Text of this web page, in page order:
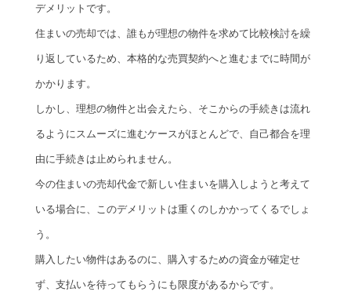
デメリットです。
住まいの売却では、誰もが理想の物件を求めて比較検討を繰
り返しているため、本格的な売買契約へと進むまでに時間が
かかります。
しかし、理想の物件と出会えたら、そこからの手続きは流れ
るようにスムーズに進むケースがほとんどで、自己都合を理
由に手続きは止められません。
今の住まいの売却代金で新しい住まいを購入しようと考えて
いる場合に、このデメリットは重くのしかかってくるでしょ
う。
購入したい物件はあるのに、購入するための資金が確定せ
ず、支払いを待ってもらうにも限度があるからです。